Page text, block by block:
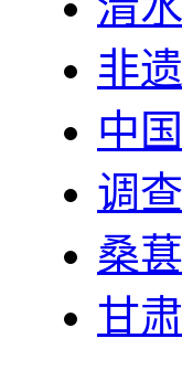
非
中
调
桑
甘